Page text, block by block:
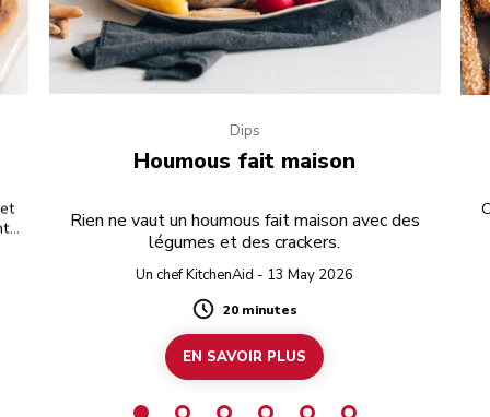
Dips
Houmous fait maison
Rien ne vaut un houmous fait maison avec des
légumes et des crackers.
Un chef KitchenAid - 13 May 2026
Duration
20 minutes
EN SAVOIR PLUS